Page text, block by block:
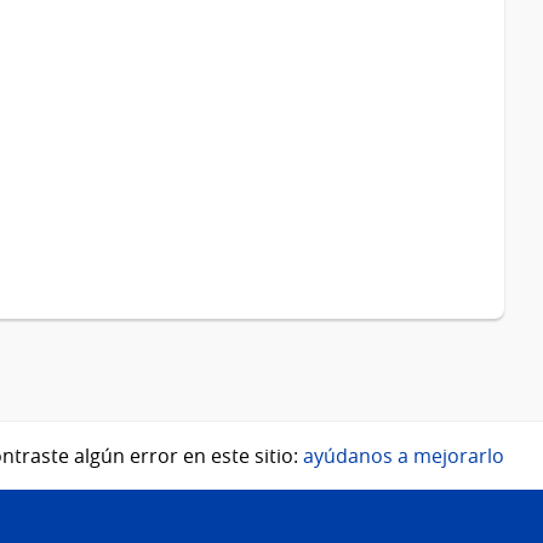
algún error en este sitio: ayúdanos a mejorarlo